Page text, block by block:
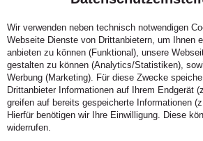
Telefon:0222293211971
Zeiten:Mo – Do
KONTAKT
Wir verwenden neben technisch notwendigen
Webseite Dienste von Drittanbietern, um Ihnen
anbieten zu können (Funktional), unsere
gestalten zu können (Analytics/Statistiken),
Werbung (Marketing). Für diese Zwecke
Drittanbieter Informationen auf Ihrem Endgerät
greifen auf bereits gespeicherte Informationen
Hierfür benötigen wir Ihre Einwilligung. Diese
widerrufen.